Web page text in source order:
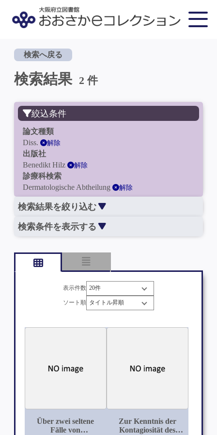
検索へ戻る
検索結果 2 件
絞込条件
論文種類
Diss.
解除
出版社
Benedikt Hilz
解除
診療科検索
Dermatologische Abtheilung
解除
検索結果を絞り込む
検索条件を表示する
表示件数
ソート順
Über zwei seltene
Fälle von
Zur Kenntnis der
Kontagiosität des